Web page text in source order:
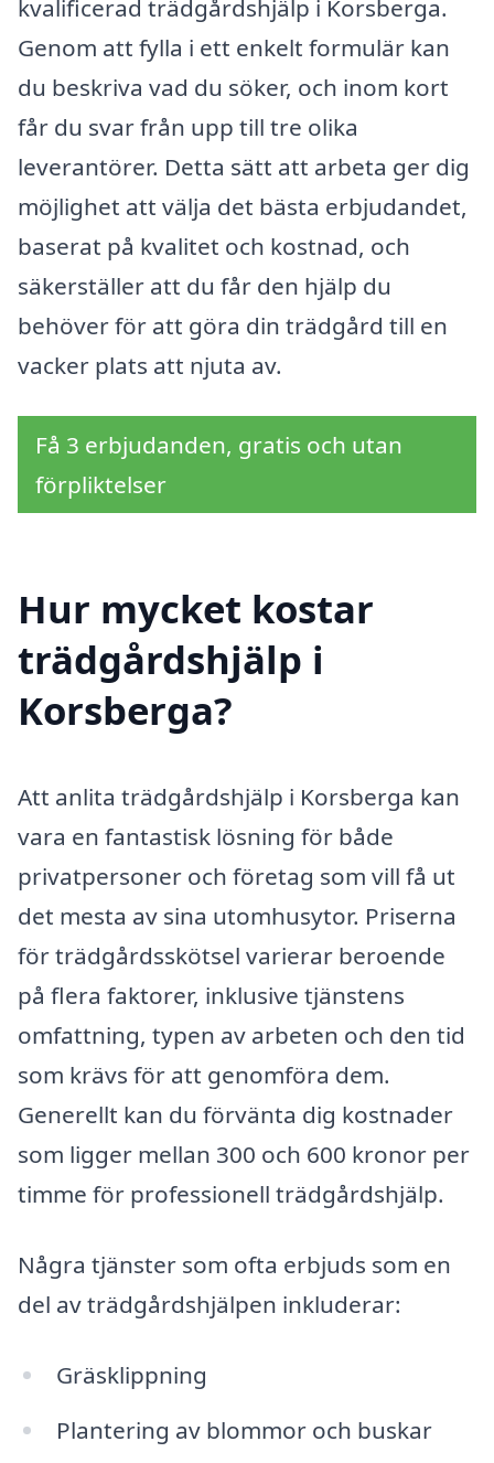
kvalificerad trädgårdshjälp i Korsberga.
Genom att fylla i ett enkelt formulär kan
du beskriva vad du söker, och inom kort
får du svar från upp till tre olika
leverantörer. Detta sätt att arbeta ger dig
möjlighet att välja det bästa erbjudandet,
baserat på kvalitet och kostnad, och
säkerställer att du får den hjälp du
behöver för att göra din trädgård till en
vacker plats att njuta av.
Få 3 erbjudanden, gratis och utan
förpliktelser
Hur mycket kostar
trädgårdshjälp i
Korsberga?
Att anlita trädgårdshjälp i Korsberga kan
vara en fantastisk lösning för både
privatpersoner och företag som vill få ut
det mesta av sina utomhusytor. Priserna
för trädgårdsskötsel varierar beroende
på flera faktorer, inklusive tjänstens
omfattning, typen av arbeten och den tid
som krävs för att genomföra dem.
Generellt kan du förvänta dig kostnader
som ligger mellan 300 och 600 kronor per
timme för professionell trädgårdshjälp.
Några tjänster som ofta erbjuds som en
del av trädgårdshjälpen inkluderar:
Gräsklippning
Plantering av blommor och buskar